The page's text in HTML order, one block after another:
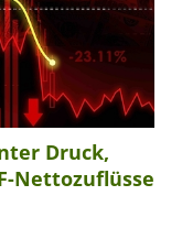
Druck,
Nettozuflüsse